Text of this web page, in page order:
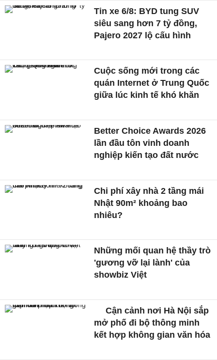
Tin xe 6/8: BYD tung SUV
siêu sang hơn 7 tỷ đồng,
Pajero 2027 lộ cấu hình
Cuộc sống mới trong các
quán Internet ở Trung Quốc
giữa lúc kinh tế khó khăn
Better Choice Awards 2026
lần đầu tôn vinh doanh
nghiệp kiến tạo đất nước
Chi phí xây nhà 2 tầng mái
Nhật 90m² khoảng bao
nhiêu?
Những mối quan hệ thầy trò
'gương vỡ lại lành' của
showbiz Việt
Cận cảnh nơi Hà Nội sắp
mở phố đi bộ thông minh
kết hợp không gian văn hóa